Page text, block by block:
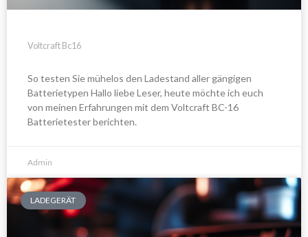
Voltcraft Bc16
So testen Sie mühelos den Ladestand aller gängigen
Batterietypen Hallo liebe Leser, heute möchte ich euch
von meinen Erfahrungen mit dem Voltcraft BC-16
Batterietester berichten.
Admin
LADEGERÄT